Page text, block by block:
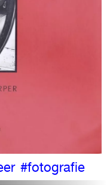
#fotografie